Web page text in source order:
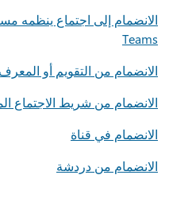
الانضمام إلى اجتماع
Teams
الانضمام من التقويم أو المعرف
الانضمام من شريط الاجتماع
الانضمام في قناة
الانضمام من دردشة